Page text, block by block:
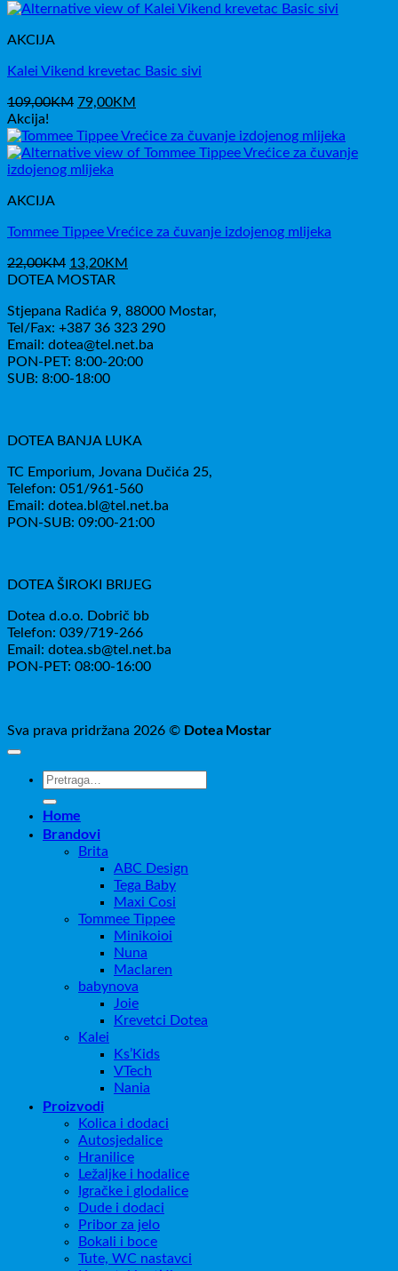
je:
63,00KM.
AKCIJA
Kalei Vikend krevetac Basic sivi
109,00KM Izvorna
bila
je:
109,00KM.
79,00KM
je:
79,00KM.
Akcija!
AKCIJA
Tommee Tippee Vrećice za čuvanje izdojenog mlijeka
22,00KM Izvorna
cijena
je:
22,00KM.
13,20KM
13,20KM.
DOTEA MOSTAR
Stjepana Radića 9, 88000 Mostar,
Tel/Fax: +387 36 323 290
Email: dotea@tel.net.ba
PON-PET: 8:00-20:00
SUB: 8:00-18:00
DOTEA BANJA LUKA
TC Emporium, Jovana Dučića 25,
Telefon: 051/961-560
Email: dotea.bl@tel.net.ba
PON-SUB: 09:00-21:00
DOTEA ŠIROKI BRIJEG
Dotea d.o.o. Dobrič bb
Telefon: 039/719-266
Email: dotea.sb@tel.net.ba
PON-PET: 08:00-16:00
Sva prava pridržana 2026 © Dotea Mostar
Pretraži:
Home
Brandovi
Brita
ABC Design
Tega Baby
Maxi Cosi
Tommee Tippee
Minikoioi
Nuna
Maclaren
babynova
Joie
Krevetci Dotea
Kalei
Ks’Kids
VTech
Nania
Proizvodi
Kolica i dodaci
Autosjedalice
Hranilice
Ležaljke i hodalice
Igračke i glodalice
Dude i dodaci
Pribor za jelo
Bokali i boce
Tute, WC nastavci